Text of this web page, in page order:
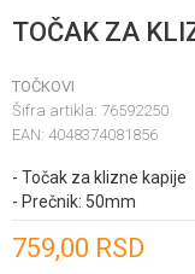
TOČAK ZA
TOČKOVI
Šifra artikla: 76592250
EAN: 4048374081856
- Točak za klizne kapije
- Prečnik: 50mm
759,00 RSD